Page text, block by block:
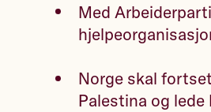
Med
Norge skal
Palestina og